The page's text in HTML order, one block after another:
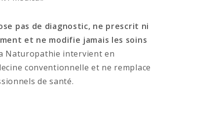
pas de diagnostic, ne prescrit ni
et ne modifie jamais les soins
Naturopathie intervient en
conventionnelle et ne remplace
de santé.